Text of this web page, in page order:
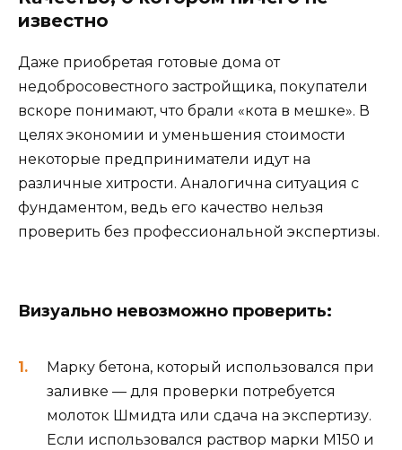
известно
Даже приобретая готовые дома от
недобросовестного застройщика, покупатели
вскоре понимают, что брали «кота в мешке». В
целях экономии и уменьшения стоимости
некоторые предприниматели идут на
различные хитрости. Аналогична ситуация с
фундаментом, ведь его качество нельзя
проверить без профессиональной экспертизы.
Визуально невозможно проверить:
Марку бетона, который использовался при
заливке — для проверки потребуется
молоток Шмидта или сдача на экспертизу.
Если использовался раствор марки М150 и